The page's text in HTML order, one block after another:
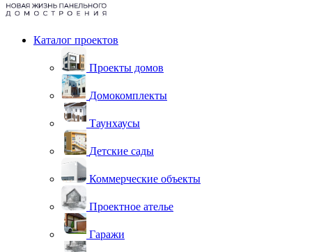
Каталог проектов
Проекты домов
Домокомплекты
Таунхаусы
Детские сады
Коммерческие объекты
Проектное ателье
Гаражи